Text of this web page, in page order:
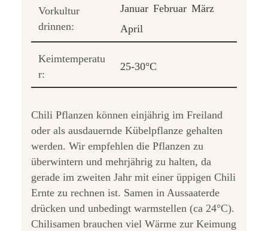
Vorkultur
drinnen:
Januar Februar März
April
Keimtemperatu
r:
25-30°C
Chili Pflanzen können einjährig im Freiland
oder als ausdauernde Kübelpflanze gehalten
werden. Wir empfehlen die Pflanzen zu
überwintern und mehrjährig zu halten, da
gerade im zweiten Jahr mit einer üppigen Chili
Ernte zu rechnen ist. Samen in Aussaaterde
drücken und unbedingt warmstellen (ca 24°C).
Chilisamen brauchen viel Wärme zur Keimung